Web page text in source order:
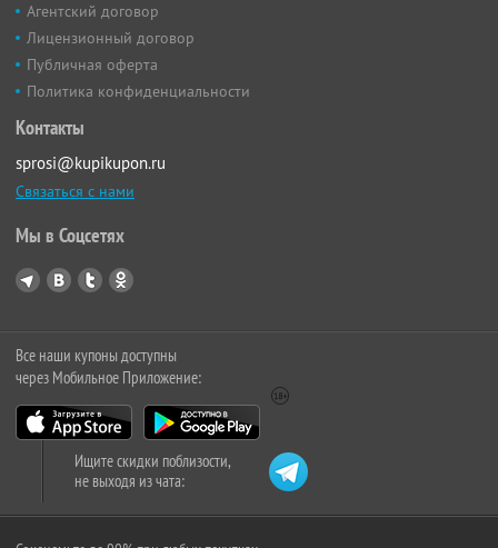
Агентский договор
Лицензионный договор
Публичная оферта
Политика конфиденциальности
Контакты
sprosi@kupikupon.ru
Связаться с нами
Мы в Соцсетях
Все наши купоны доступны
через Мобильное Приложение:
Ищите скидки поблизости,
не выходя из чата: